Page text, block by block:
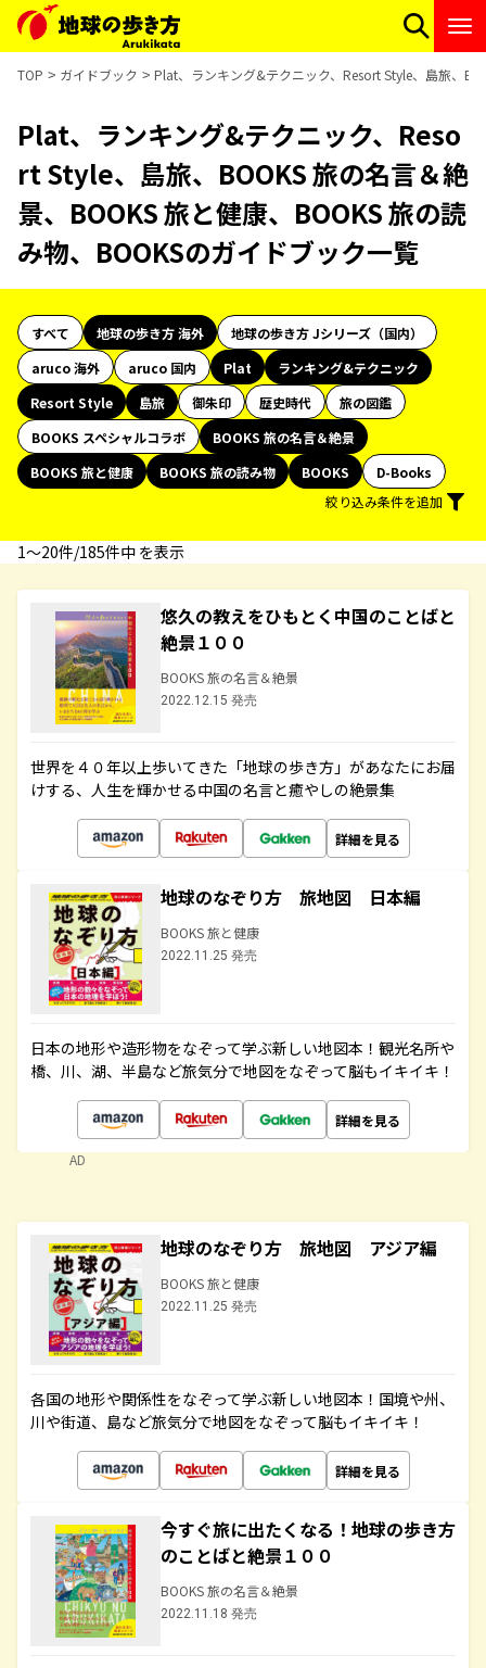
TOP ガイドブック Plat、ランキング&テクニック、Resort Style、島旅、
Plat、ランキング&テクニック、Reso
rt Style、島旅、BOOKS 旅の名言＆絶
景、BOOKS 旅と健康、BOOKS 旅の読
み物、BOOKSのガイドブック一覧
すべて 地球の歩き方 海外
地球の歩き方 Jシリーズ（国内）
aruco 海外
aruco 国内 Plat
ランキング&テクニック
Resort Style
島旅 御朱印 歴史時代
旅の図鑑
BOOKS スペシャルコラボ
BOOKS 旅の名言＆絶景
BOOKS 旅と健康
BOOKS 旅の読み物 BOOKS
D-Books
絞り込み条件を追加
1〜20件/185件中 を表示
悠久の教えをひもとく中国のことばと
絶景１００
BOOKS 旅の名言＆絶景
2022.12.15 発売
世界を４０年以上歩いてきた「地球の歩き方」があなたにお届
けする、人生を輝かせる中国の名言と癒やしの絶景集
詳細を見る
地球のなぞり方 旅地図 日本編
BOOKS 旅と健康
2022.11.25 発売
日本の地形や造形物をなぞって学ぶ新しい地図本！観光名所や
橋、川、湖、半島など旅気分で地図をなぞって脳もイキイキ！
詳細を見る
AD
地球のなぞり方 旅地図 アジア編
BOOKS 旅と健康
2022.11.25 発売
各国の地形や関係性をなぞって学ぶ新しい地図本！国境や州、
川や街道、島など旅気分で地図をなぞって脳もイキイキ！
詳細を見る
今すぐ旅に出たくなる！地球の歩き方
のことばと絶景１００
BOOKS 旅の名言＆絶景
2022.11.18 発売